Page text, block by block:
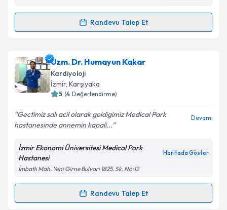
Kişisel verilerimin işlenmesine ilişkinAydınlatma
'ni okudum ve kişisel verilerimin belirtilen
kapsamda işlenmesini kabul ediyorum.
Takvim Talebini Gönder
Randevu Talep Et
Randevu Takvimi Talebi
Uzm. Dr. Ganbar Mammadoviçin randevu takvimi
talebi oluşturun. Size bu uzmandan randevu almanız
için bir takvim hazırlandığında e-posta ile
bilgilendireceğiz.
E-posta Adresiniz
Kişisel verilerimin işlenmesine ilişkin
Metni'ni okudum ve kişisel verilerimin belirtilen
kapsamda işlenmesini kabul ediyorum.
Uzm. Dr. Humayun Kakar
Kardiyoloji
İzmir, Karşıyaka
5 (4 Değerlendirme)
Gectimiz salı acil olarak geldigimiz Medical Park
hastanesinde annemin kapali...
Devamı
İzmir Ekonomi Üniversitesi Medical Park
Hastanesi
Haritada Göster
İmbatlı Mah. Yeni Girne Bulvarı 1825. Sk. No:12
Randevu Talep Et
Randevu Takvimi Talebi